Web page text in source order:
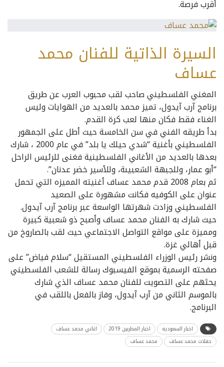
أقرب فرصة.
السيرة الذاتية للفنان محمد
عساف
المغني الفلسطيني صاحب لقب محبوب العرب عن طريق
برنامج آرب آيدول، تميز محمد بالعديد من الهوايات وليس
الغناء فقط فكان منها لعب كرة القدم.
بدأ طريقه الفني في سن الخامسة حيث أطل على الجمهور
الفلسطيني بأغنية “شدي حيلك يا بلد” في عام 2000 ، شارك
بعدها بالعديد من الأغاني الفلسطينية فغنى للرئيس الراحل
“أبو عمار، وللجبهة الشعبيىة، وللأسير خضر عدنان”.
ثم بعام 2008 قدم محمد عساف أغنيته المميزه التي تحمل
عنوان على الكوفيه فكانت مشهورة على الصعيد
الفلسطيني وزادت شهرتها الواسعة عبر برنامج آرب آيدول.
حيث شارك به الفنان محمد عساف وأصبح ذو شعبية كبيرة
ومميزة على مواقع التواصل الاجتماعي حيث لقب بالصاروخ من
قبل أهالي غزة.
ونشر رئيس الوزراء الفلسطيني المستقيل “سلام فياض” على
صفحته الرسمية بموقع الفيسبوك رسالة للشعب الفلسطيني
يحثهم على التصويت للفنان محمد عساف الذي شارك
بالموسم الثاني من آرب آيدول، وفاز بالفعل باللقب في
البرنامج.
اخبار السعوديه اخبار المطربين 2019
اغاني محمد عساف
حفلات محمد عساف
محمد عساف